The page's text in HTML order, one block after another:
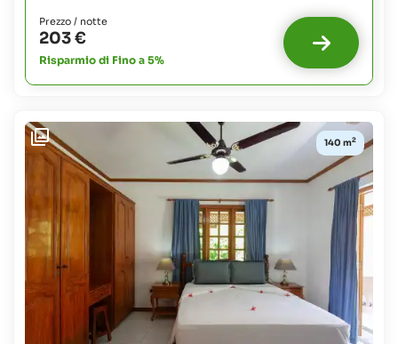
possibili
Neonati:
fino
a
11
anni:
costo
del
vitto
Prezzo / notte
203 €
Risparmio di Fino a 5%
140 m2